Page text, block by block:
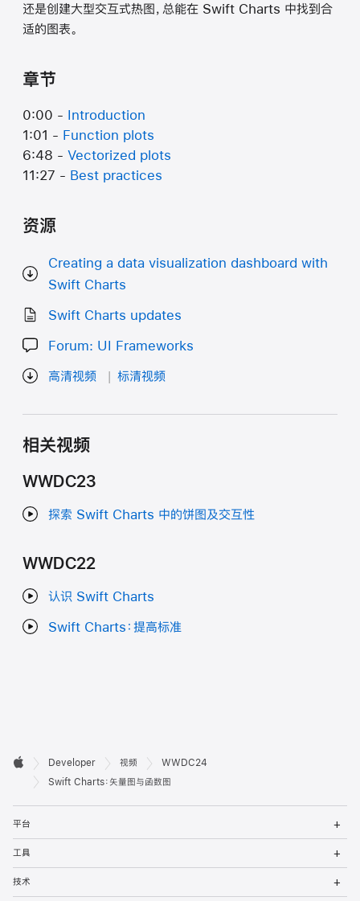
还是创建大型交互式热图，总能在 Swift Charts 中找到合
适的图表。
章节
0:00 - Introduction
1:01 - Function plots
6:48 - Vectorized plots
11:27 - Best practices
资源
Creating a data visualization dashboard with
Swift Charts
Swift Charts updates
Forum: UI Frameworks
高清视频 标清视频
相关视频
WWDC23
探索 Swift Charts 中的饼图及交互性
WWDC22
认识 Swift Charts
Swift Charts：提高标准
开
者
页
脚

Developer 视频
WWDC24
Swift Charts：矢量图与函数图
平台
菜
工具
菜
技术